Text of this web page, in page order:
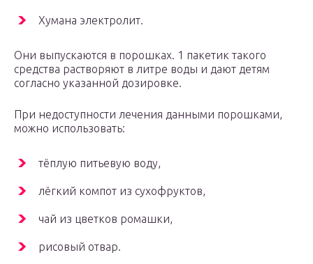
Хумана электролит.
Они выпускаются в порошках. 1 пакетик такого
средства растворяют в литре воды и дают детям
согласно указанной дозировке.
При недоступности лечения данными порошками,
можно использовать:
тёплую питьевую воду,
лёгкий компот из сухофруктов,
чай из цветков ромашки,
рисовый отвар.